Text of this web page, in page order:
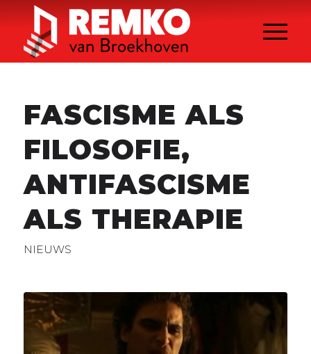
FASCISME ALS
FILOSOFIE,
ANTIFASCISME
ALS THERAPIE
NIEUWS